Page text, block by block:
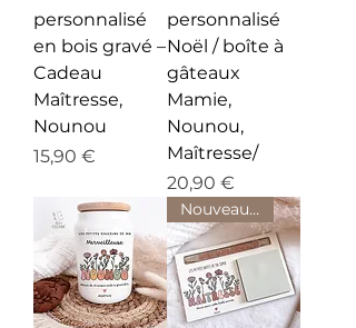
personnalisé
en bois gravé –
Cadeau
Maîtresse,
Nounou
Prix
15,90 €
personnalisé
Noël / boîte à
gâteaux
Mamie,
Nounou,
Maîtresse/
Prix
20,90 €
Nouveauté